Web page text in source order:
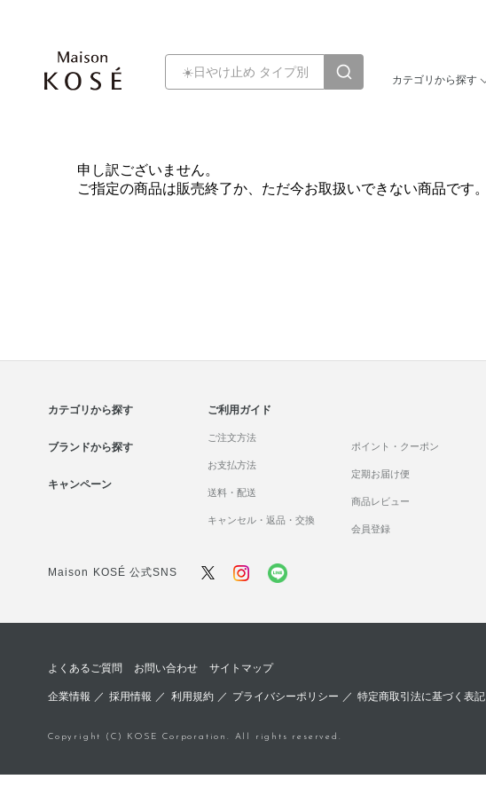
カテゴリから探す
申し訳ございません。
ご指定の商品は販売終了か、ただ今お取扱いできない商品です。
カテゴリから探す
ブランドから探す
キャンペーン
ご利用ガイド
ご注文方法
お支払方法
送料・配送
キャンセル・返品・交換
ポイント・クーポン
定期お届け便
商品レビュー
会員登録
Maison KOSÉ 公式SNS
よくあるご質問 お問い合わせ サイトマップ
企業情報 ／採用情報 ／ 利用規約／ プライバシーポリシー ／ 特定商取引法に基づく表記
Copyright (C) KOSE Corporation. All rights reserved.